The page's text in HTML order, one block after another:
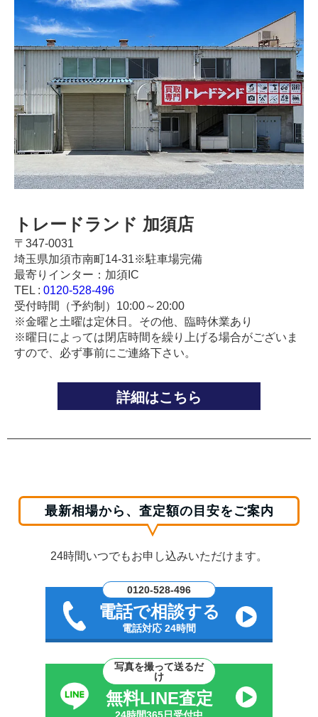
トレードランド 加須店
〒347-0031
埼玉県加須市南町14-31※駐車場完備
最寄りインター：加須IC
TEL : 0120-528-496
受付時間（予約制）10:00～20:00
※金曜と土曜は定休日。その他、臨時休業あり
※曜日によっては閉店時間を繰り上げる場合がございま
すので、必ず事前にご連絡下さい。
詳細はこちら
最新相場から、査定額の目安をご案内
24時間いつでもお申し込みいただけます。
0120-528-496
電話で相談する
電話対応 24時間
写真を撮って送るだ
け
無料LINE査定